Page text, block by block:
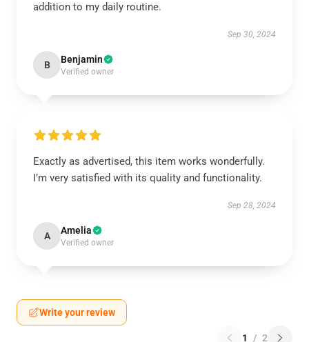
addition to my daily routine.
Sep 30, 2024
B Benjamin
Verified owner
Exactly as advertised, this item works wonderfully.
I’m very satisfied with its quality and functionality.
Sep 28, 2024
A Amelia
Verified owner
Write your review
1 / 2